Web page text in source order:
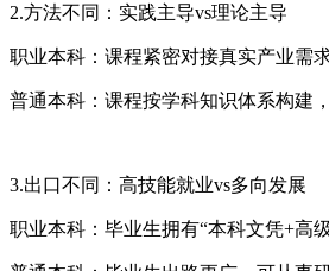
2.方法不同：实践主导vs理论主导
职业本科：课程紧密对接真实产业需
普通本科：课程按学科知识体系构建
3.出口不同：高技能就业vs多向发展
职业本科：毕业生拥有“本科文凭+高